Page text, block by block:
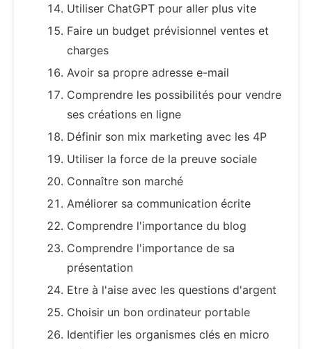
Utiliser ChatGPT pour aller plus vite
Faire un budget prévisionnel ventes et
charges
Avoir sa propre adresse e-mail
Comprendre les possibilités pour vendre
ses créations en ligne
Définir son mix marketing avec les 4P
Utiliser la force de la preuve sociale
Connaître son marché
Améliorer sa communication écrite
Comprendre l'importance du blog
Comprendre l'importance de sa
présentation
Etre à l'aise avec les questions d'argent
Choisir un bon ordinateur portable
Identifier les organismes clés en micro